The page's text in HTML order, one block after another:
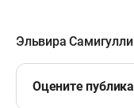
Эльвира
Оцените